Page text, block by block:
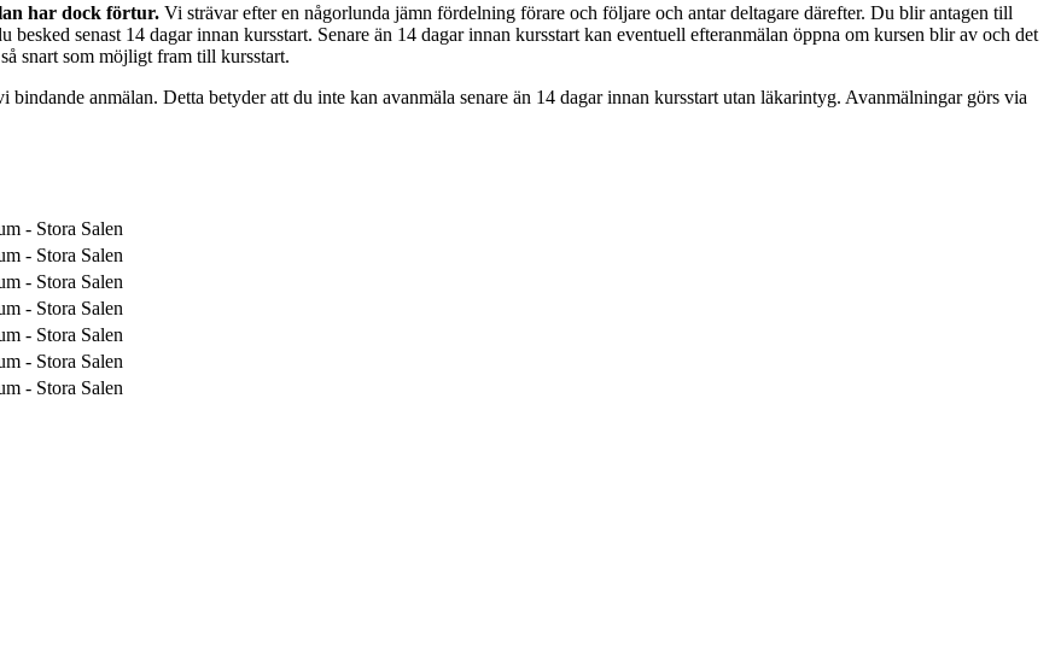
har dock förtur. Vi strävar efter en någorlunda jämn fördelning förare och följare och antar deltagare därefter. Du blir antagen till
senast 14 dagar innan kursstart. Senare än 14 dagar innan kursstart kan eventuell efteranmälan öppna om kursen blir av och det
snart som möjligt fram till kursstart.
anmälan. Detta betyder att du inte kan avanmäla senare än 14 dagar innan kursstart utan läkarintyg. Avanmälningar görs via
- Stora Salen
- Stora Salen
- Stora Salen
- Stora Salen
- Stora Salen
- Stora Salen
- Stora Salen